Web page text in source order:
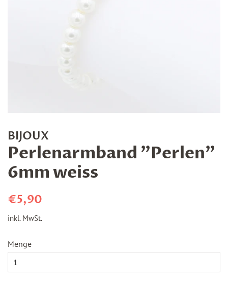
BIJOUX
Perlenarmband "Perlen"
6mm weiss
Normaler
€5,90
inkl. MwSt.
Menge